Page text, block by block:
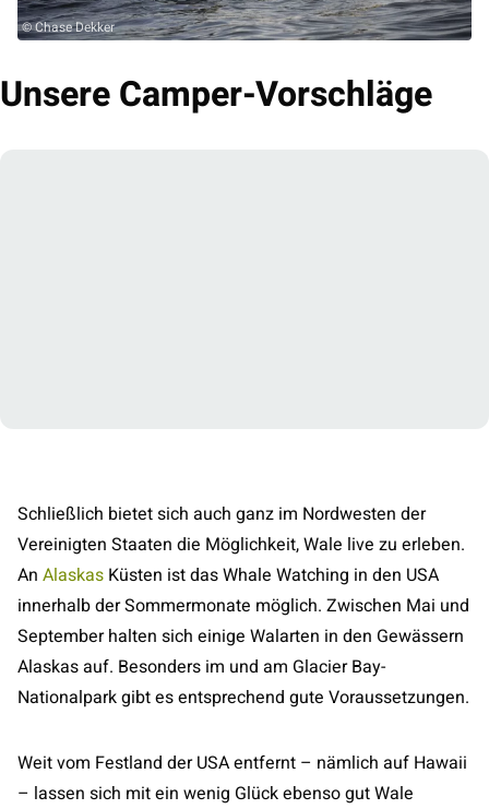
© Chase Dekker
Unsere Camper-Vorschläge
Schließlich bietet sich auch ganz im Nordwesten der
Vereinigten Staaten die Möglichkeit, Wale live zu erleben.
An Alaskas Küsten ist das Whale Watching in den USA
innerhalb der Sommermonate möglich. Zwischen Mai und
September halten sich einige Walarten in den Gewässern
Alaskas auf. Besonders im und am Glacier Bay-
Nationalpark gibt es entsprechend gute Voraussetzungen.
Weit vom Festland der USA entfernt – nämlich auf Hawaii
– lassen sich mit ein wenig Glück ebenso gut Wale